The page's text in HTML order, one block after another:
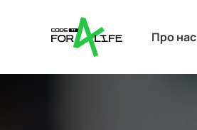
Про нас